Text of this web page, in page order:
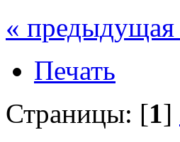
« предыдущая
Печать
Страницы: [1]